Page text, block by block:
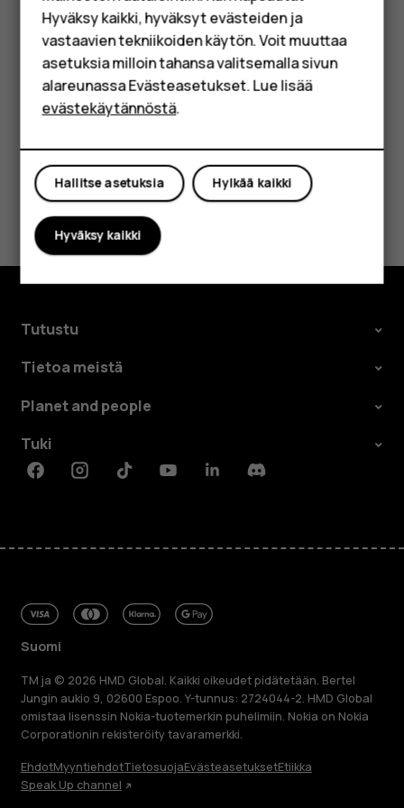
Yrityksille
Tabletit
Shop
Tärkeää: Älä poista muistikorttia, kun sovellus
käyttää sitä. Tämä voi vahingoittaa muistikorttia ja
laitetta sekä vioittaa kortille tallennettuja tietoja.
Oliko tästä apua?
Kyllä
Tutustu
Tietoa meistä
Planet and people
Tuki
FacebookInstagramTiktokYoutubeLinkedinDiscord
Suomi
TM ja © 2026 HMD Global. Kaikki oikeudet pidätetään. Bertel
Jungin aukio 9, 02600 Espoo. Y-tunnus: 2724044-2. HMD Global
omistaa lisenssin Nokia-tuotemerkin puhelimiin. Nokia on Nokia
Corporationin rekisteröity tavaramerkki.
EhdotMyyntiehdotTietosuojaEvästeasetuksetEtiikka
Speak Up channel
Hyväksy kaikki, hyväksyt evästeiden ja
vastaavien tekniikoiden käytön. Voit muuttaa
asetuksia milloin tahansa valitsemalla sivun
alareunassa Evästeasetukset. Lue lisää
evästekäytännöstä.
Hylkää kaikki
Hallitse asetuksia
Hyväksy kaikki